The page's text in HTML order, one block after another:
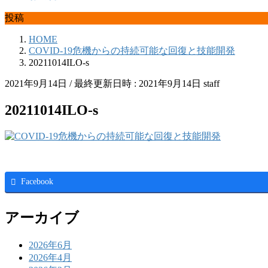
投稿
HOME
COVID-19危機からの持続可能な回復と技能開発
20211014ILO-s
2021年9月14日 / 最終更新日時 : 2021年9月14日 staff
20211014ILO-s
Facebook
アーカイブ
2026年6月
2026年4月